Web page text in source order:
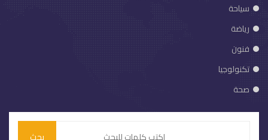
سياحة
رياضة
فنون
تكنولوجيا
صحة
بحث